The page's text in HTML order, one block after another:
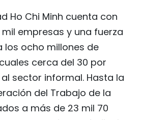
Ho Chi Minh cuenta con
empresas y una fuerza
los ocho millones de
cerca del 30 por
sector informal. Hasta la
del Trabajo de la
a más de 23 mil 70